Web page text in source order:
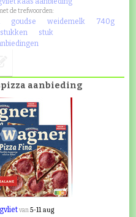
de trefwoorden:
goudse weidemelk
740g
stukken stuk
aanbieding
van5-11 aug